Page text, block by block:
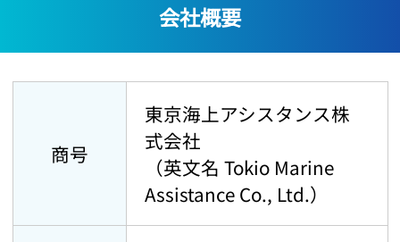
会社概要
商号
東京海上アシスタンス株
式会社
（英文名 Tokio Marine
Assistance Co., Ltd.）